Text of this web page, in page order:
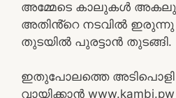
അമ്മേടെ കാലുകൾ
അതിൻ്റെ നടവിൽ
തുടയിൽ പുരട്ടാൻ തുടങ്ങി.
ഇതുപോലത്തെ അടിപൊളി
വായിക്കാൻ